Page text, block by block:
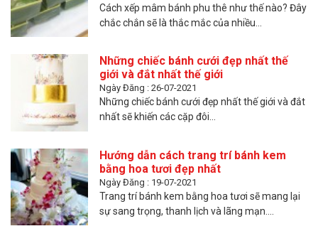
Cách xếp mâm bánh phu thê như thế nào? Đây
chắc chắn sẽ là thắc mắc của nhiều...
Những chiếc bánh cưới đẹp nhất thế
giới và đắt nhất thế giới
Ngày Đăng : 26-07-2021
Những chiếc bánh cưới đẹp nhất thế giới và đắt
nhất sẽ khiến các cặp đôi...
Hướng dẫn cách trang trí bánh kem
bằng hoa tươi đẹp nhất
Ngày Đăng : 19-07-2021
Trang trí bánh kem bằng hoa tươi sẽ mang lại
sự sang trọng, thanh lịch và lãng mạn....